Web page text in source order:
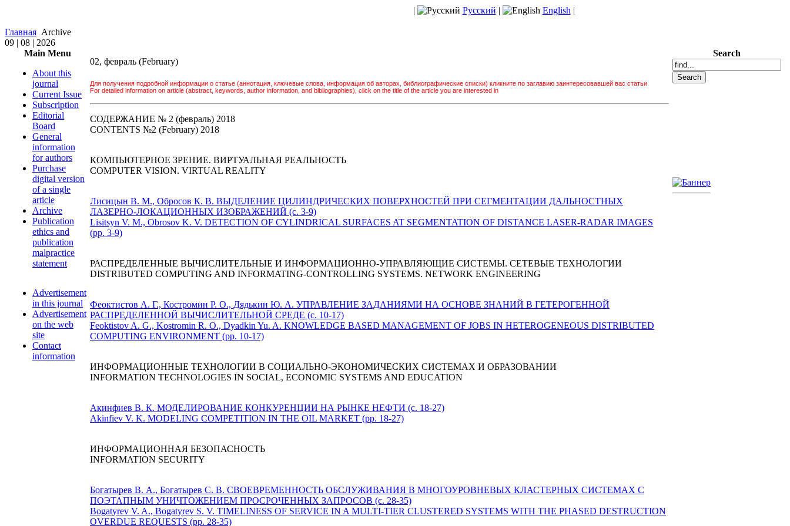
| Русский | English |
Главная Archive
09 | 08 | 2026
Main Menu
About this
journal
Current Issue
Subscription
Editorial
Board
General
information
for authors
Purchase
digital version
of a single
article
Archive
Publication
ethics and
publication
malpractice
statement
Advertisement
in this journal
Advertisement
on the web
site
Contact
information
02, февраль (February)
Для получения подробной информации о статье (аннотация, ключевые слова, информация об авторах, библиографические списки) кликните по заглавию заинтересовавшей вас статьи
For detailed information on article (abstract, keywords, author information, and bibliographies), click on the title of the article you are interested in
СОДЕРЖАНИЕ № 2 (февраль) 2018
CONTENTS №2 (February) 2018
КОМПЬЮТЕРНОЕ ЗРЕНИЕ. ВИРТУАЛЬНАЯ РЕАЛЬНОСТЬ
COMPUTER VISION. VIRTUAL REALITY
Лисицын В. М., Обросов К. В. ВЫДЕЛЕНИЕ ЦИЛИНДРИЧЕСКИХ ПОВЕРХНОСТЕЙ ПРИ СЕГМЕНТАЦИИ ДАЛЬНОСТНЫХ
ЛАЗЕРНО-ЛОКАЦИОННЫХ ИЗОБРАЖЕНИЙ (с. 3-9)
Lisitsyn V. M., Obrosov K. V. DETECTION OF CYLINDRICAL SURFACES AT SEGMENTATION OF DISTANCE LASER-RADAR IMAGES
(pp. 3-9)
РАСПРЕДЕЛЕННЫЕ ВЫЧИСЛИТЕЛЬНЫЕ И ИНФОРМАЦИОННО-УПРАВЛЯЮЩИЕ СИСТЕМЫ. СЕТЕВЫЕ ТЕХНОЛОГИИ
DISTRIBUTED COMPUTING AND INFORMATING-CONTROLLING SYSTEMS. NETWORK ENGINEERING
Феоктистов А. Г., Костромин Р. О., Дядькин Ю. А. УПРАВЛЕНИЕ ЗАДАНИЯМИ НА ОСНОВЕ ЗНАНИЙ В ГЕТЕРОГЕННОЙ
РАСПРЕДЕЛЕННОЙ ВЫЧИСЛИТЕЛЬНОЙ СРЕДЕ (с. 10-17)
Feoktistov A. G., Kostromin R. O., Dyadkin Yu. A. KNOWLEDGE BASED MANAGEMENT OF JOBS IN HETEROGENEOUS DISTRIBUTED
COMPUTING ENVIRONMENT (pp. 10-17)
ИНФОРМАЦИОННЫЕ ТЕХНОЛОГИИ В СОЦИАЛЬНО-ЭКОНОМИЧЕСКИХ СИСТЕМАХ И ОБРАЗОВАНИИ
INFORMATION TECHNOLOGIES IN SOCIAL, ECONOMIC SYSTEMS AND EDUCATION
Акинфиев В. К. МОДЕЛИРОВАНИЕ КОНКУРЕНЦИИ НА РЫНКЕ НЕФТИ (с. 18-27)
Akinfiev V. K. MODELING COMPETITION IN THE OIL MARKET (pp. 18-27)
ИНФОРМАЦИОННАЯ БЕЗОПАСНОСТЬ
INFORMATION SECURITY
Богатырев В. А., Богатырев С. В. СВОЕВРЕМЕННОСТЬ ОБСЛУЖИВАНИЯ В МНОГОУРОВНЕВЫХ КЛАСТЕРНЫХ СИСТЕМАХ С
ПОЭТАПНЫМ УНИЧТОЖЕНИЕМ ПРОСРОЧЕННЫХ ЗАПРОСОВ (с. 28-35)
Bogatyrev V. A., Bogatyrev S. V. TIMELINESS OF SERVICE IN A MULTI-TIER CLUSTERED SYSTEMS WITH THE PHASED DESTRUCTION
OVERDUE REQUESTS (pp. 28-35)
Search